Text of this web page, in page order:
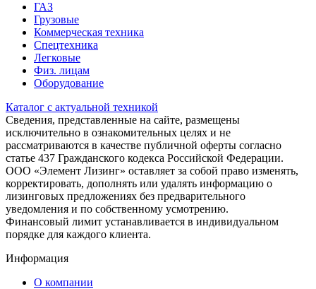
ГАЗ
Грузовые
Коммерческая техника
Спецтехника
Легковые
Физ. лицам
Оборудование
Каталог с актуальной техникой
Сведения, представленные на сайте, размещены
исключительно в ознакомительных целях и не
рассматриваются в качестве публичной оферты согласно
статье 437 Гражданского кодекса Российской Федерации.
ООО «Элемент Лизинг» оставляет за собой право изменять,
корректировать, дополнять или удалять информацию о
лизинговых предложениях без предварительного
уведомления и по собственному усмотрению.
Финансовый лимит устанавливается в индивидуальном
порядке для каждого клиента.
Информация
О компании